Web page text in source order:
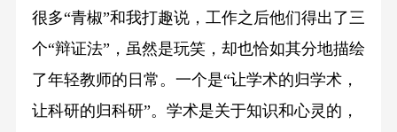
很多“青椒”和我打趣说，工作之后他们得出了三
个“辩证法”，虽然是玩笑，却也恰如其分地描绘
了年轻教师的日常。一个是“让学术的归学术，
让科研的归科研”。学术是关于知识和心灵的，